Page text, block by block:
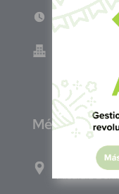
Lun - Vie
Green
México
Calle
Alcaldía